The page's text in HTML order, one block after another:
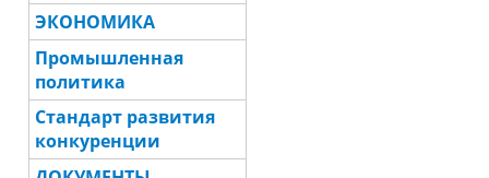
ЭКОНОМИКА
Промышленная
политика
Стандарт развития
конкуренции